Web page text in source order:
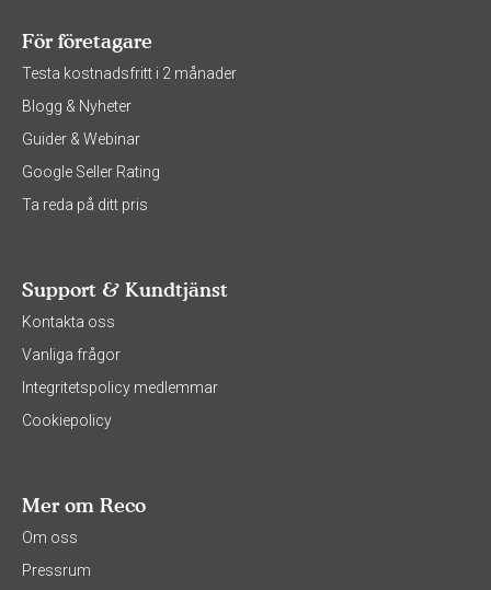
För företagare
Testa kostnadsfritt i 2 månader
Blogg & Nyheter
Guider & Webinar
Google Seller Rating
Ta reda på ditt pris
Support & Kundtjänst
Kontakta oss
Vanliga frågor
Integritetspolicy medlemmar
Cookiepolicy
Mer om Reco
Om oss
Pressrum